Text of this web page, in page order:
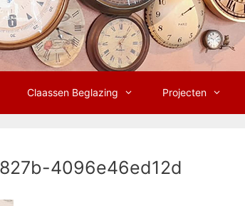
Claassen Beglazing Projecten
4096e46ed12d